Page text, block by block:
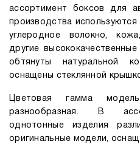
ассортимент боксов для
производства
углеродное волокно,
другие
обтянуты натуральной
оснащены стеклянной
Цветовая гамма
разнообразная. В
однотонные изделия
оригинальные модели,